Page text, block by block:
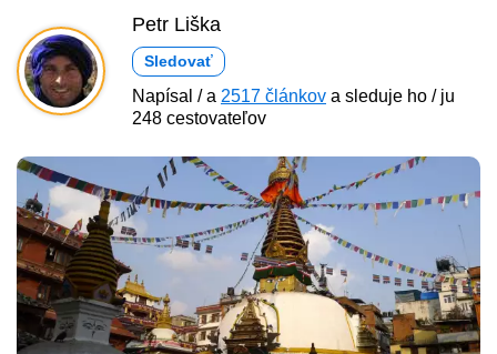
Petr Liška
Sledovať
Napísal / a 2517 článkov a sleduje ho / ju
248 cestovateľov